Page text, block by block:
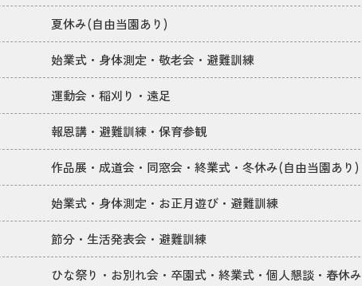
夏休み(自由当園あり)
始業式・身体測定・敬老会・避難訓練
運動会・稲刈り・遠足
報恩講・避難訓練・保育参観
作品展・成道会・同窓会・終業式・冬休み(自由当園あり)
始業式・身体測定・お正月遊び・避難訓練
節分・生活発表会・避難訓練
ひな祭り・お別れ会・卒園式・終業式・個人懇談・春休み